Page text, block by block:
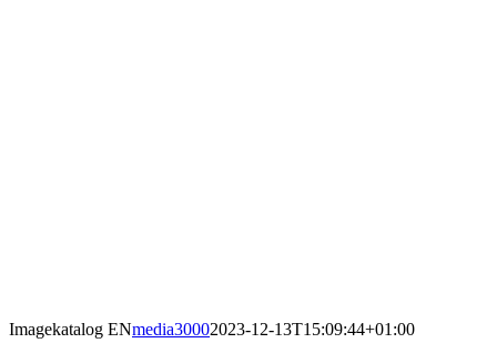
Imagekatalog ENmedia30002023-12-13T15:09:44+01:00